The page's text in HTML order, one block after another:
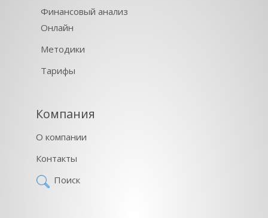
Финансовый анализ
Онлайн
Методики
Тарифы
Компания
О компании
Контакты
Поиск